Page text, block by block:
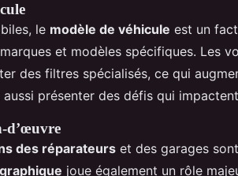
le modèle de véhicule est un
et modèles spécifiques. Les
des filtres spécialisés, ce qui
aussi présenter des défis qui
d’œuvre
des réparateurs et des garages
joue également un rôle